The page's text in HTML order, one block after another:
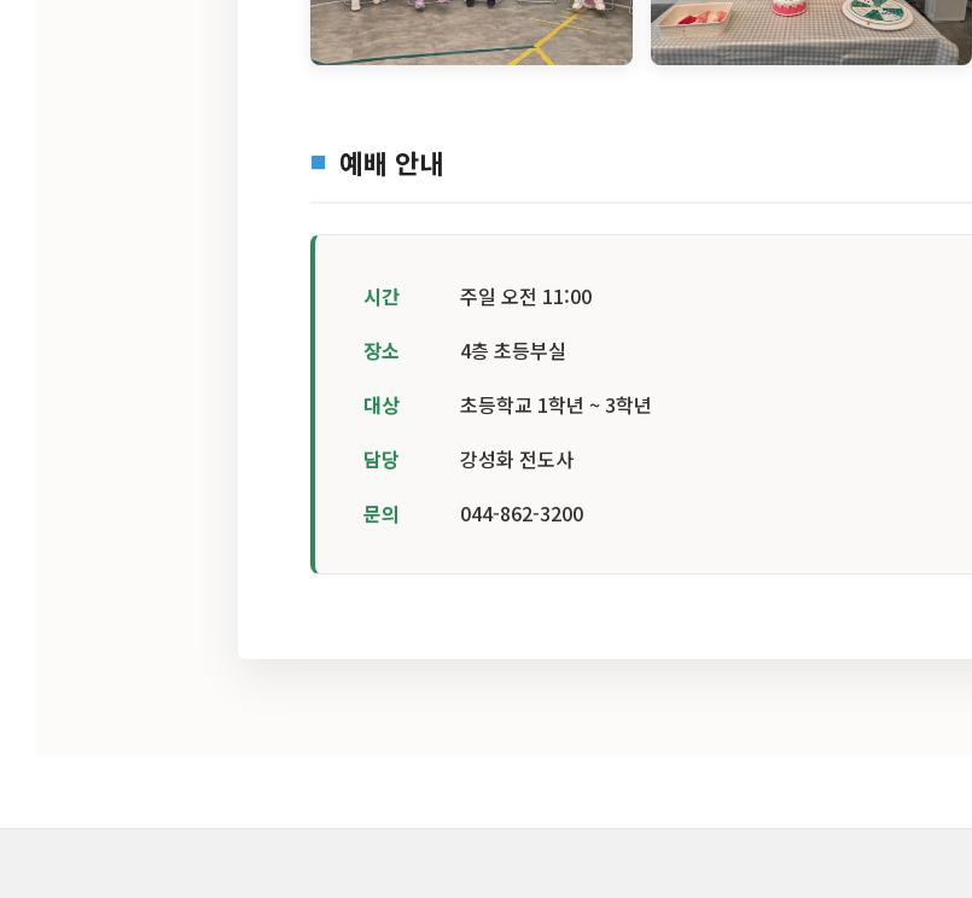
예배 안내
시간
주일 오전 11:00
장소
4층 초등부실
대상
초등학교 1학년 ~ 3학년
담당
강성화 전도사
문의
044-862-3200